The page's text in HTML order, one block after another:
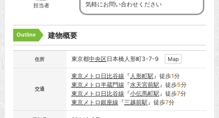
担当者
気軽にお問い合わせください
Outline 建物概要
住所 東京都中央区日本橋人形町3-7-9 Map
交通
東京メトロ日比谷線 『 人形町駅』徒歩1分
東京メトロ半蔵門線 『水天宮前駅』徒歩5分
東京メトロ日比谷線 『小伝馬町駅』徒歩7分
東京メトロ銀座線 『三越前駅』徒歩7分